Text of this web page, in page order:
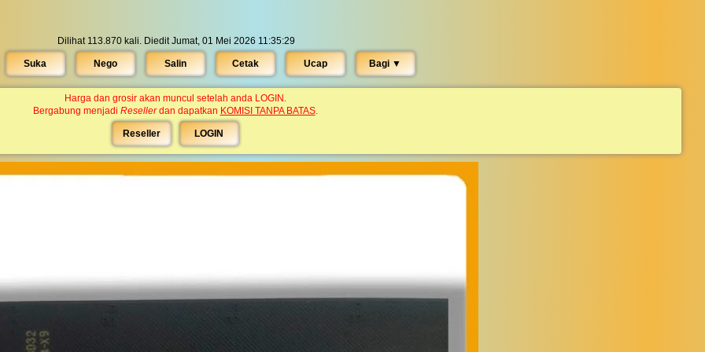
Dilihat 113.870 kali. Diedit Jumat, 01 Mei 2026 11:35:29
Suka Nego Salin Cetak Ucap Bagi ▼︎
Harga dan grosir akan muncul setelah anda LOGIN.
Bergabung menjadi Resellerdan dapatkan KOMISI TANPA BATAS.
Reseller LOGIN